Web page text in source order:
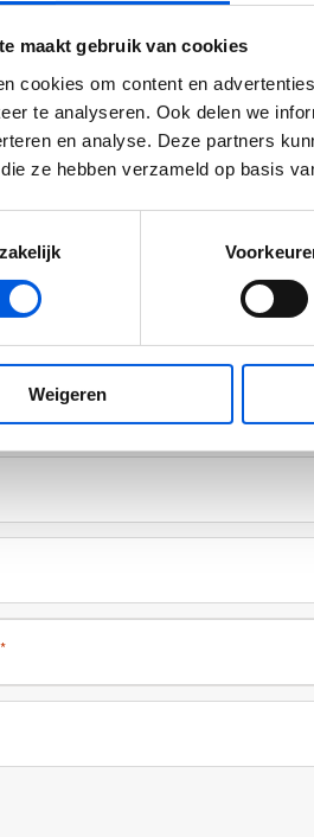
maakt gebruik van cookies
cookies om content en
te analyseren. Ook delen we
en analyse. Deze partners
ze hebben verzameld op basis
Weigeren
Leider